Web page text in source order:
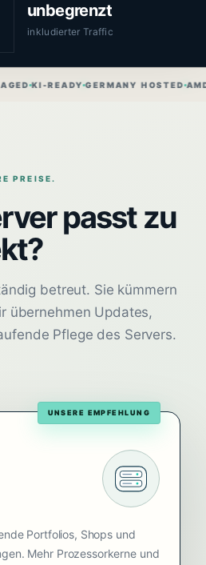
unbegrenzt
inkludierter Traffic
KI-READY GERMANY HOSTED AMD
PREISE.
passt zu
betreut. Sie kümmern
übernehmen Updates,
Pflege des Servers.
UNSERE EMPFEHLUNG
Portfolios, Shops und
Mehr Prozessorkerne und